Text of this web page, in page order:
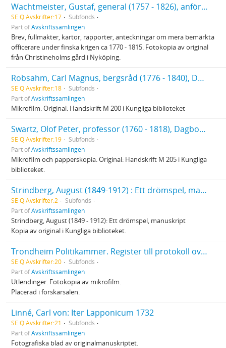
Wachtmeister, Gustaf, general (1757 - 1826), anförare för landstigningstrupperna vid expeditionen till Västerbotten
SE Q Avskrifter:17
Subfonds
Part ofAvskriftssamlingen
Brev, fullmakter, kartor, rapporter, anteckningar om mera bemärkta
officerare under finska krigen ca 1770 - 1815. Fotokopia av original
från Christineholms gård i Nyköping.
Robsahm, Carl Magnus, bergsråd (1776 - 1840), Dagbok under resor i Vesterbotten och Lappmarken 1797 - 1800
SE Q Avskrifter:18
Subfonds
Part ofAvskriftssamlingen
Mikrofilm. Original: Handskrift M 200 i Kungliga biblioteket
Swartz, Olof Peter, professor (1760 - 1818), Dagbok öfver min resa till Lappmarken 1780
SE Q Avskrifter:19
Subfonds
Part ofAvskriftssamlingen
Mikrofilm och papperskopia. Original: Handskrift M 205 i Kungliga
biblioteket.
Strindberg, August (1849-1912) : Ett drömspel, manuskript
SE Q Avskrifter:2
Subfonds
Part ofAvskriftssamlingen
Strindberg, August (1849 - 1912): Ett drömspel, manuskript
Kopia av original i Kungliga biblioteket.
Trondheim Politikammer. Register till protokoll over utvandrede personer 1867 - 1890
SE Q Avskrifter:20
Subfonds
Part ofAvskriftssamlingen
Utlendinger. Fotokopia av mikrofilm.
Placerad i forskarsalen.
Linné, Carl von: Iter Lapponicum 1732
SE Q Avskrifter:21
Subfonds
Part ofAvskriftssamlingen
Fotografiska blad av originalmanuskriptet.